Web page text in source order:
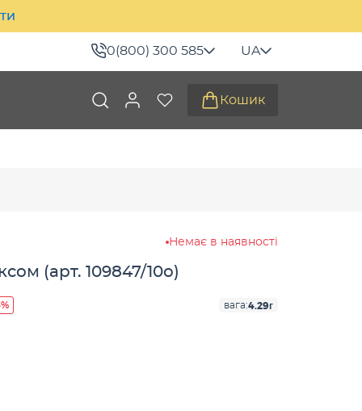
0(800) 300 585 UA
Кошик
Немає в наявності
(арт. 109847/10о)
вага:4.29г